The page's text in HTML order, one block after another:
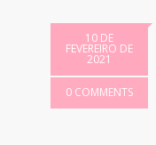
10 DE
FEVEREIRO DE
2021
0 COMMENTS